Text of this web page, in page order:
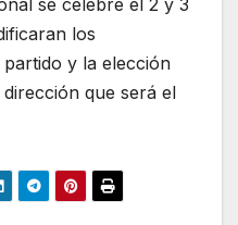
se celebre el 2 y 3
los
y la elección
que será el